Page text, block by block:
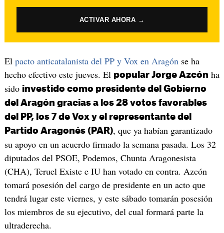
ACTIVAR AHORA →
El pacto anticatalanista del PP y Vox en Aragónse ha
hecho efectivo este jueves. El popular Jorge Azcón ha
sido investido como presidente del Gobierno
del Aragón gracias a los 28 votos favorables
del PP, los 7 de Vox y el representante del
Partido Aragonés (PAR), que ya habían garantizado
su apoyo en un acuerdo firmado la semana pasada. Los 32
diputados del PSOE, Podemos, Chunta Aragonesista
(CHA), Teruel Existe e IU han votado en contra. Azcón
tomará posesión del cargo de presidente en un acto que
tendrá lugar este viernes, y este sábado tomarán posesión
los miembros de su ejecutivo, del cual formará parte la
ultraderecha.